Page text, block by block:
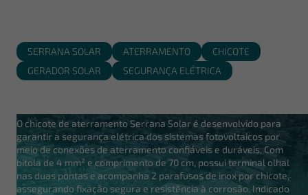
SERRANA SOLAR ATERRAMENTO
CHICOTE
GERADOR SOLAR
SEGURANÇA ELÉTRICA
O chicote de aterramento Serrana Solar é desenvolvido para
garantir a segurança elétrica dos sistemas fotovoltaicos por
meio de conexões de aterramento confiáveis e duráveis. Com
bitola de 4 mm² e comprimento de 70 cm, possui terminal olhal
nas duas pontas e acompanha 2 parafusos de inox por chicote,
assegurando fixação segura e resistência à corrosão. Indicado